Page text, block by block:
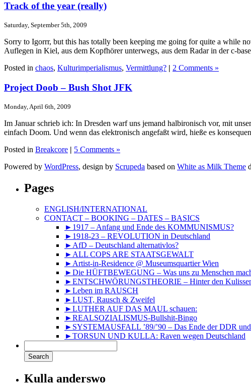
Track of the year (really)
Saturday, September 5th, 2009
Sorry to Igorrr, but this has totally been keeping me going for quite a while
Auflegen in Kiel, aus dem Kopfhörer unterwegs, aus dem Radar in der c-
Posted in chaos, Kulturimperialismus, Vermittlung? | 2 Comments »
Project Doob – Bush Shot JFK
Monday, April 6th, 2009
Im Januar schrieb ich: In Dresden warf uns jemand halbironisch vor, mit
einfach Doom. Und wenn das elektronisch angefaßt wird, hieße es
Posted in Breakcore | 5 Comments »
Powered by WordPress, design by Scrupeda based on White as Milk Theme
Pages
ENGLISH/INTERNATIONAL
CONTACT – BOOKING – DATES – BASICS
►1917 – Anfang und Ende des KOMMUNISMUS?
►1918-23 – REVOLUTION in Deutschland
►AfD – Deutschland alternativlos?
►ALL COPS ARE STAATSGEWALT
►Artist-in-Residence @ Museumsquartier Wien
►Die HÜFTBEWEGUNG – Was uns zu Menschen
►ENTSCHWÖRUNGSTHEORIE – Hinter den
►Leben im RAUSCH
►LUST, Rausch & Zweifel
►LUTHER AUF DAS MAUL schauen:
►REALSOZIALISMUS-Bullshit-Bingo
►SYSTEMAUSFALL ’89/’90 – Das Ende der DDR
►TORSUN UND KULLA: Raven wegen Deutschland
Kulla anderswo